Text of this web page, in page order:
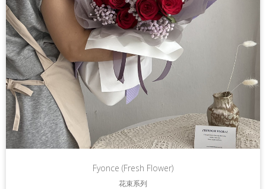
Fyonce (Fresh Flower)
花束系列